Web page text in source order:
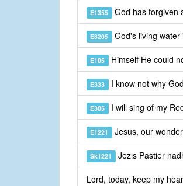
E1355 God has forgiven
E8205 God's living water
E105 Himself He could
E333 I know not why
E305 I will sing of my
E1221 Jesus, our
Sk1221 Jezis Pastier
Lord, today, keep my